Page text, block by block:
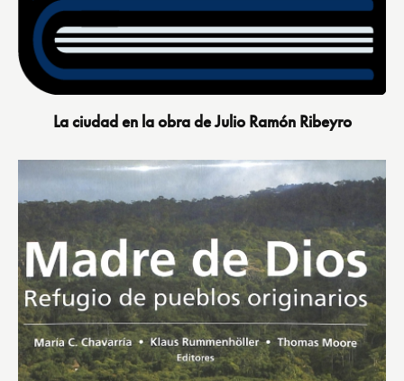
La ciudad en la obra de Julio Ramón Ribeyro